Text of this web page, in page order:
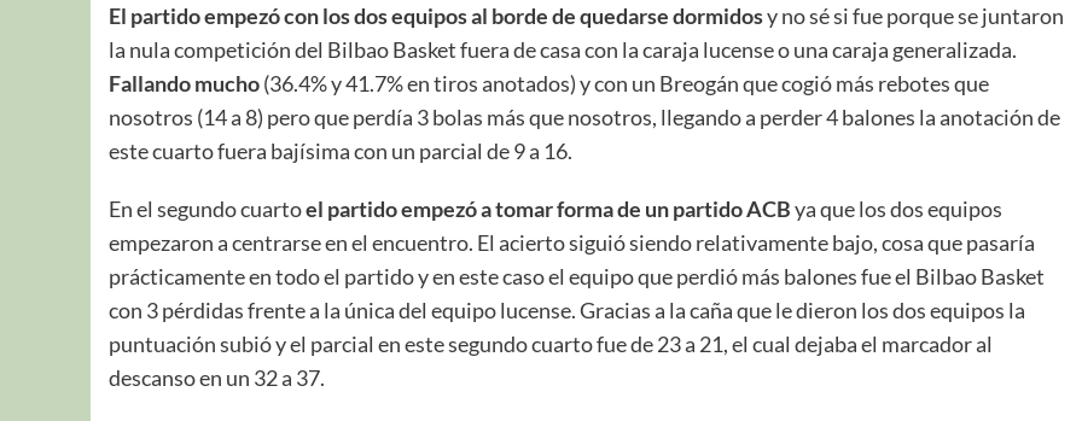
El partido empezó con los dos equipos al borde de quedarse dormidosy no sé si fue porque se juntaron
la nula competición del Bilbao Basket fuera de casa con la caraja lucense o una caraja generalizada.
Fallando mucho(36.4% y 41.7% en tiros anotados) y con un Breogán que cogió más rebotes que
nosotros (14 a 8) pero que perdía 3 bolas más que nosotros, llegando a perder 4 balones la anotación de
este cuarto fuera bajísima con un parcial de 9 a 16.
En el segundo cuartoel partido empezó a tomar forma de un partido ACBya que los dos equipos
empezaron a centrarse en el encuentro. El acierto siguió siendo relativamente bajo, cosa que pasaría
prácticamente en todo el partido y en este caso el equipo que perdió más balones fue el Bilbao Basket
con 3 pérdidas frente a la única del equipo lucense. Gracias a la caña que le dieron los dos equipos la
puntuación subió y el parcial en este segundo cuarto fue de 23 a 21, el cual dejaba el marcador al
descanso en un 32 a 37.